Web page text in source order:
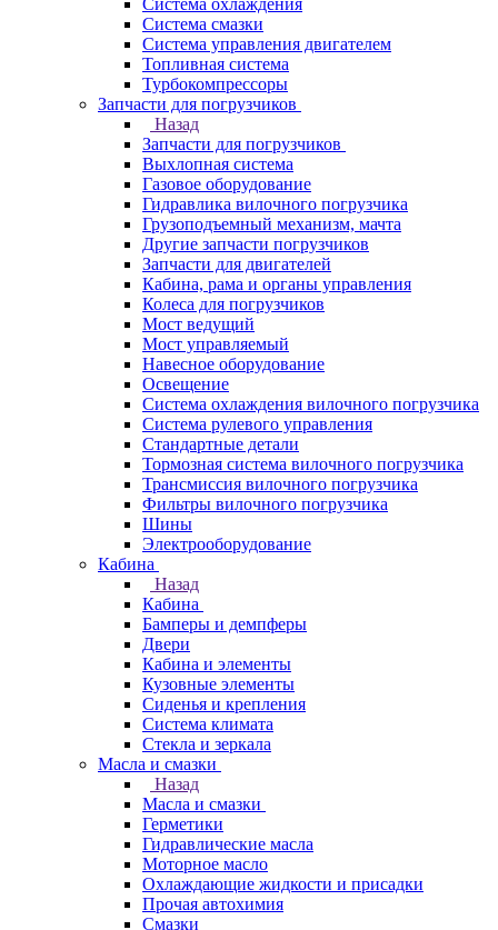
Система охлаждения
Система смазки
Система управления двигателем
Топливная система
Турбокомпрессоры
Запчасти для погрузчиков
Назад
Запчасти для погрузчиков
Выхлопная система
Газовое оборудование
Гидравлика вилочного погрузчика
Грузоподъемный механизм, мачта
Другие запчасти погрузчиков
Запчасти для двигателей
Кабина, рама и органы управления
Колеса для погрузчиков
Мост ведущий
Мост управляемый
Навесное оборудование
Освещение
Система охлаждения вилочного погрузчика
Система рулевого управления
Стандартные детали
Тормозная система вилочного погрузчика
Трансмиссия вилочного погрузчика
Фильтры вилочного погрузчика
Шины
Электрооборудование
Кабина
Назад
Кабина
Бамперы и демпферы
Двери
Кабина и элементы
Кузовные элементы
Сиденья и крепления
Система климата
Стекла и зеркала
Масла и смазки
Назад
Масла и смазки
Герметики
Гидравлические масла
Моторное масло
Охлаждающие жидкости и присадки
Прочая автохимия
Смазки